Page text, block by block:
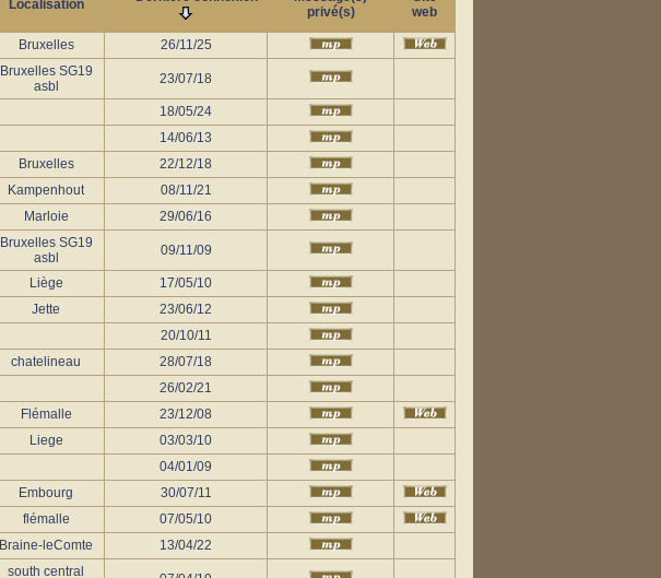
Localisation
privé(s)
web
Bruxelles 26/11/25
Bruxelles SG19
asbl
23/07/18
18/05/24
14/06/13
Bruxelles 22/12/18
Kampenhout 08/11/21
Marloie 29/06/16
Bruxelles SG19
asbl
09/11/09
Liège 17/05/10
Jette 23/06/12
20/10/11
chatelineau 28/07/18
26/02/21
Flémalle 23/12/08
Liege 03/03/10
04/01/09
Embourg 30/07/11
flémalle 07/05/10
Braine-leComte 13/04/22
south central